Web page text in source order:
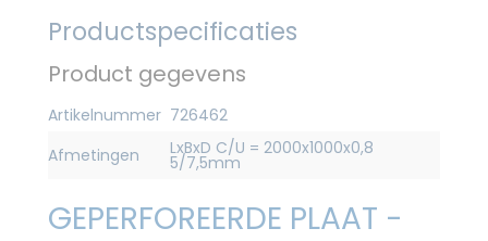
Productspecificaties
Product gegevens
Artikelnummer 726462
Afmetingen
LxBxD C/U = 2000x1000x0,8
5/7,5mm
GEPERFOREERDE PLAAT -